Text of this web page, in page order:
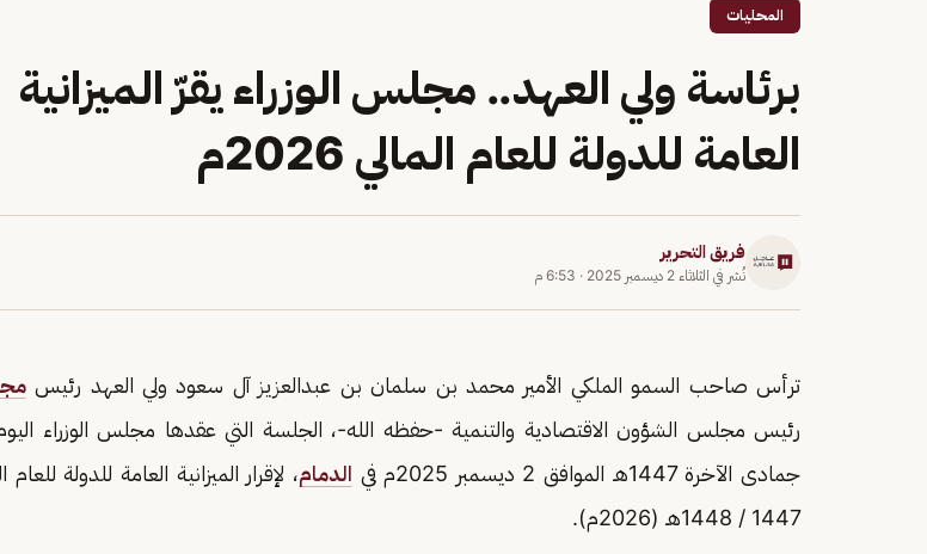
المحليات
برئاسة ولي العهد.. مجلس الوزراء يقرّ الميزانية
العامة للدولة للعام المالي 2026م
فريق التحرير
نُشر في الثلاثاء 2 ديسمبر 2025 · 6:53 م
ترأس صاحب السمو الملكي الأمير محمد بن سلمان بن عبدالعزيز آل سعود ولي العهد رئيس
جمادى الآخرة 1447هـ الموافق 2 ديسمبر 2025م في
الدمام، لإقرار الميزانية العامة للدولة للعام
1447 / 1448هـ (2026م).